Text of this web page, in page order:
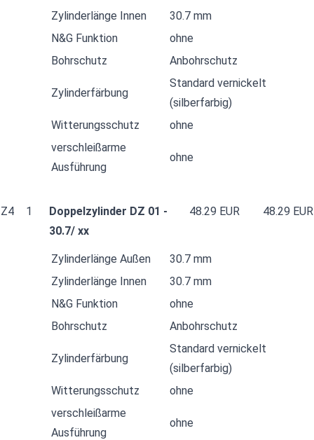
Zylinderlänge Innen
30.7 mm
N&G Funktion
ohne
Bohrschutz
Anbohrschutz
Zylinderfärbung
Standard vernickelt
(silberfarbig)
Witterungsschutz
ohne
verschleißarme
Ausführung
ohne
Z4 1
Doppelzylinder DZ 01 -
30.7/ xx
48.29 EUR 48.29 EUR
Zylinderlänge Außen
30.7 mm
Zylinderlänge Innen
30.7 mm
N&G Funktion
ohne
Bohrschutz
Anbohrschutz
Zylinderfärbung
Standard vernickelt
(silberfarbig)
Witterungsschutz
ohne
verschleißarme
Ausführung
ohne